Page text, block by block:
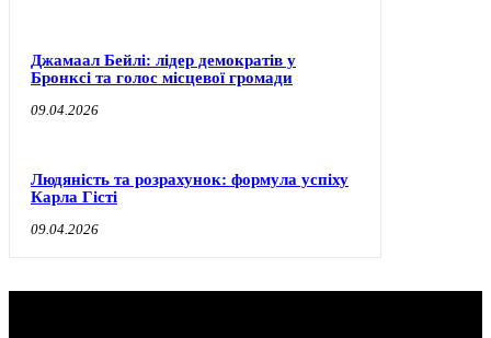
Джамаал Бейлі: лідер демократів у
Бронксі та голос місцевої громади
09.04.2026
Людяність та розрахунок: формула успіху
Карла Гісті
09.04.2026